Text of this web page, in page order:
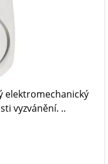
elektromechanický
vyzvánění. ..